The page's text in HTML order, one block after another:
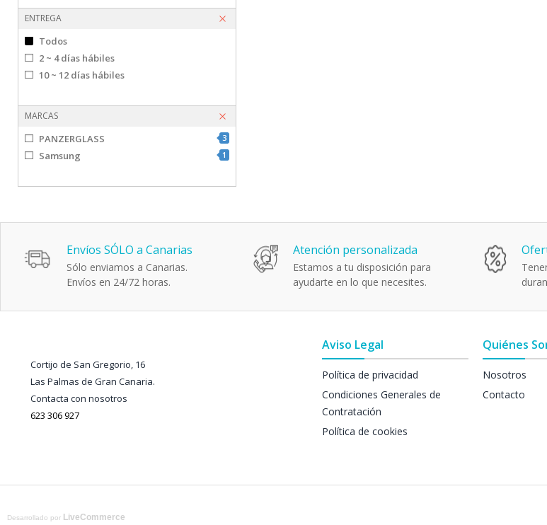
ENTREGA
Todos
2 ~ 4 días hábiles
10 ~ 12 días hábiles
MARCAS
PANZERGLASS 3
Samsung 1
Envíos SÓLO a Canarias
Sólo enviamos a Canarias.
Envíos en 24/72 horas.
Atención personalizada
Estamos a tu disposición para
ayudarte en lo que necesites.
Cortijo de San Gregorio, 16
Las Palmas de Gran Canaria.
Contacta con nosotros
623 306 927
Aviso Legal
Política de privacidad
Condiciones Generales de
Contratación
Política de cookies
Quiénes
Nosotros
Contacto
Desarrollado por LiveCommerce